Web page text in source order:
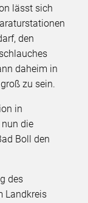
lässt sich
den
daheim in
zu sein.
in
die
Boll den
des
Landkreis